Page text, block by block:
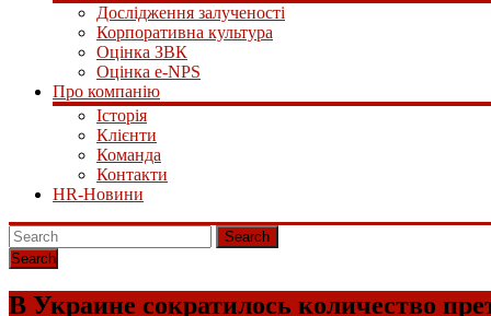
Дослідження залученості
Корпоративна культура
Оцінка ЗВК
Оцінка e-NPS
Про компанію
Історія
Клієнти
Команда
Контакти
HR-Новини
Search
В Украине сократилось количество